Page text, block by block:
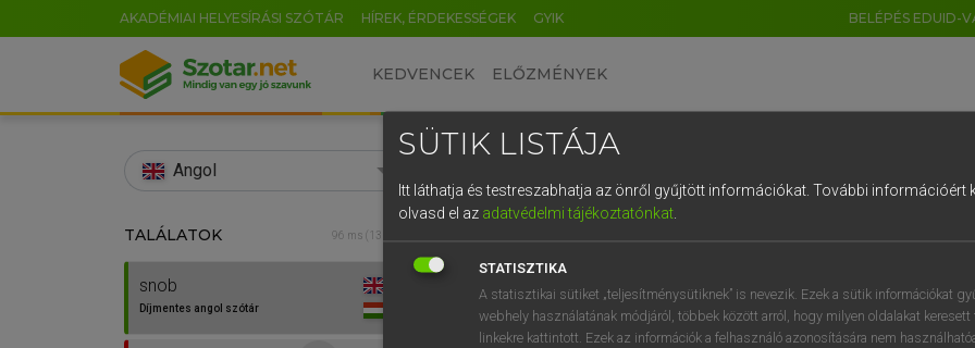
AKADÉMIAI HELYESÍRÁSI SZÓTÁR HÍREK, ÉRDEKESSÉGEK GYIK BELÉPÉS EDUID-
KEDVENCEK ELŐZMÉNYEK
Angol
TALÁLATOK 96 ms (13 db)
snob
Díjmentes angol szótár
Díjmentes angol szótár
fn sznob
SÜTIK LISTÁJA
Itt láthatja és testreszabhatja az önről gyűjtött információkat. További információért
olvasd el az adatvédelmi tájékoztatónkat.
STATISZTIKA
A statisztikai sütiket „teljesítménysütiknek” is nevezik. Ezek a sütik információkat
webhely használatának módjáról, többek között arról, hogy milyen oldalakat keresett
linkekre kattintott. Ezek az információk a felhasználó azonosítására nem
EN HU DE CN FR ES IT NL
0 1 2 3 4 5 6 7 8 9
q w e r t z u i
a s d f g h j k l é